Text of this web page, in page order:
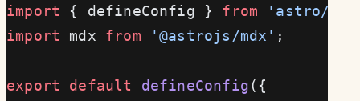
import { defineConfig } from 'astro/
import mdx from '@astrojs/mdx' ;
export default defineConfig({